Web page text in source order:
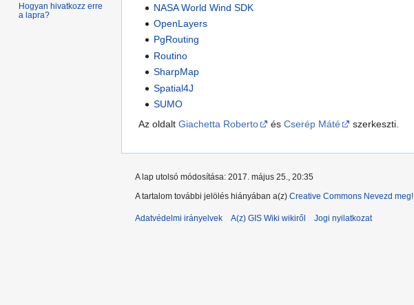
NASA World Wind SDK
OpenLayers
PgRouting
Routino
SharpMap
Spatial4J
SUMO
Az oldalt Giachetta Roberto és Cserép Máté szerkeszti.
Hogyan hivatkozz erre
a lapra?
A lap utolsó módosítása: 2017. május 25., 20:35
A tartalom további jelölés hiányában a(z) Creative Commons Nevezd meg!
Adatvédelmi irányelvek A(z) GIS Wiki wikiről Jogi nyilatkozat